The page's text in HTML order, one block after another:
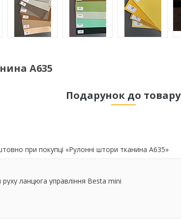
А635
Подарунок до товару
при покупці «Рулонні штори тканина А635»
ланцюга управління Besta mini